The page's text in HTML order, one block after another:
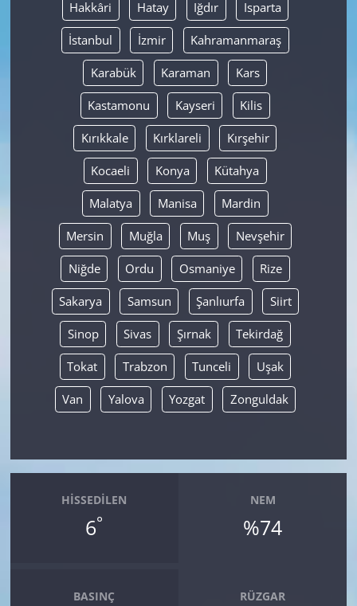
Hakkâri Hatay Iğdır Isparta
İstanbul İzmir Kahramanmaraş
Karabük Karaman Kars
Kastamonu Kayseri Kilis
Kırıkkale Kırklareli Kırşehir
Kocaeli Konya Kütahya
Malatya Manisa Mardin
Mersin Muğla Muş Nevşehir
Niğde Ordu Osmaniye Rize
Sakarya Samsun Şanlıurfa Siirt
Sinop Sivas Şırnak Tekirdağ
Tokat Trabzon Tunceli Uşak
Van Yalova Yozgat Zonguldak
HISSEDILEN
6°
NEM
%74
BASINÇ RÜZGAR